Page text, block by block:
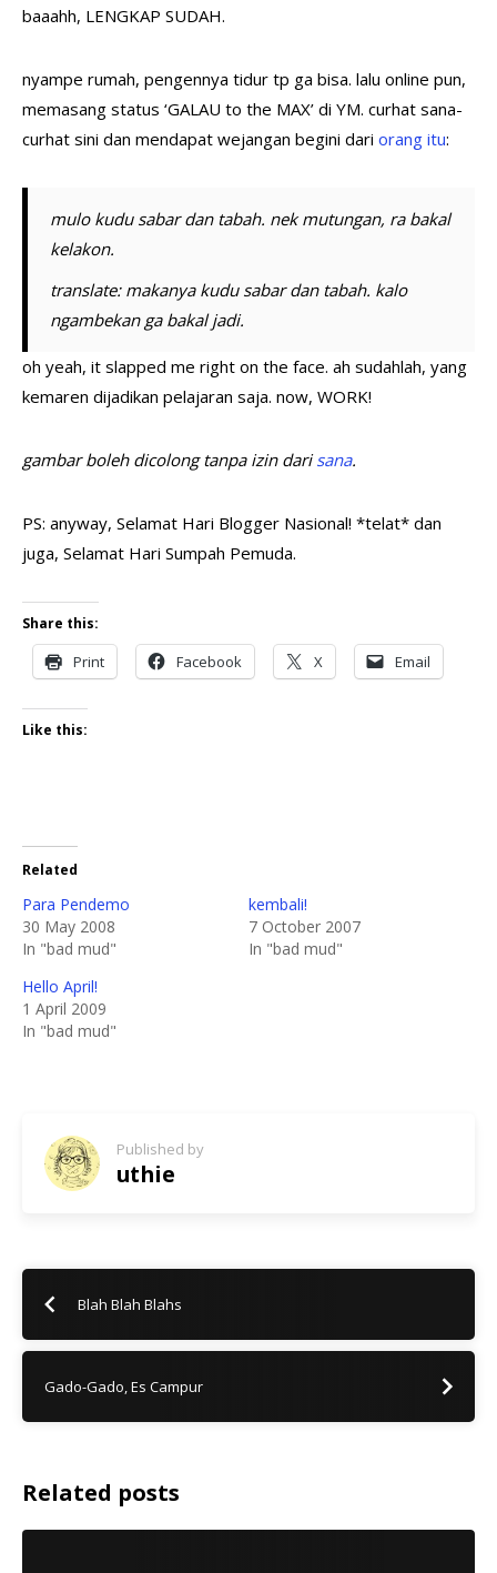
baaahh, LENGKAP SUDAH.
nyampe rumah, pengennya tidur tp ga bisa. lalu online pun,
memasang status ‘GALAU to the MAX’ di YM. curhat sana-
curhat sini dan mendapat wejangan begini dari orang itu:
mulo kudu sabar dan tabah. nek mutungan, ra bakal
kelakon.
translate: makanya kudu sabar dan tabah. kalo
ngambekan ga bakal jadi.
oh yeah, it slapped me right on the face. ah sudahlah, yang
kemaren dijadikan pelajaran saja. now, WORK!
gambar boleh dicolong tanpa izin darisana.
PS: anyway, Selamat Hari Blogger Nasional! *telat* dan
juga, Selamat Hari Sumpah Pemuda.
Share this:
Print Facebook X Email
Like this:
Related
Para Pendemo
30 May 2008
In "bad mud"
kembali!
7 October 2007
In "bad mud"
Hello April!
1 April 2009
In "bad mud"
Published by
uthie
Blah Blah Blahs
Gado-Gado, Es Campur
Related posts